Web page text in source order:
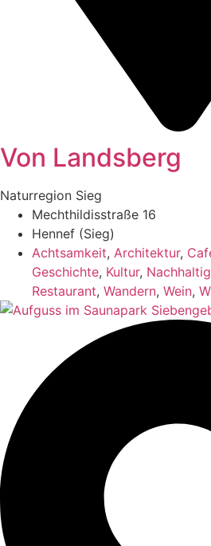
Von Landsberg
Naturregion Sieg
Mechthildisstraße 16
Hennef (Sieg)
Achtsamkeit, Architektur,
Geschichte, Kultur,
Restaurant, Wandern, Wein,